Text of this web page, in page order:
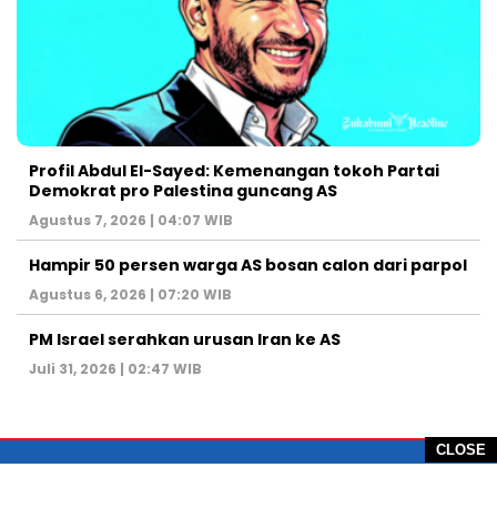
CLOSE
Profil Abdul El-Sayed: Kemenangan tokoh Partai
Demokrat pro Palestina guncang AS
Agustus 7, 2026 | 04:07 WIB
Hampir 50 persen warga AS bosan calon dari parpol
Agustus 6, 2026 | 07:20 WIB
PM Israel serahkan urusan Iran ke AS
Juli 31, 2026 | 02:47 WIB